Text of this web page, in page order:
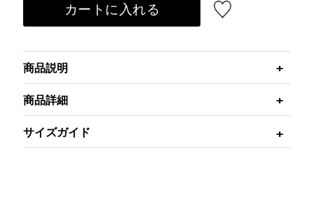
カートに入れる
商品説明
商品詳細
サイズガイド